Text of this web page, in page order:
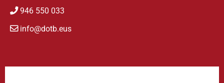
946 550 033
info@dotb.eus